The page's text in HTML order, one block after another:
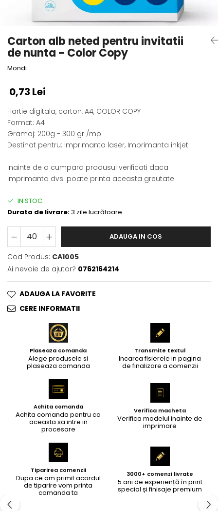
Carton alb neted pentru invitatii
de nunta - Color Copy
Mondi
0,73 Lei
Hartie digitala, carton, A4, COLOR COPY
Format: A4
Gramaj: 200g - 300 gr /mp
Destinat pentru: Imprimanta laser, Imprimanta inkjet
Inainte de a cumpara produsul verificati daca
imprimanta dvs. poate printa aceasta greutate
IN STOC
Durata de livrare:3 zile lucrătoare
ADAUGA IN COS
Cod Produs: CA1005
Ai nevoie de ajutor? 0762164214
ADAUGA LA FAVORITE
CERE INFORMATII
Plaseaza comanda
Alege produsele si
plaseaza comanda
Transmite textul
Incarca fisierele in pagina
de finalizare a comenzii
Achita comanda
Achita comanda pentru ca
aceasta sa intre in
procesare
Verifica macheta
Verifica modelul inainte de
imprimare
Tiparirea comenzii
Dupa ce am primit acordul
de tiparire vom printa
comanda ta
3000+ comenzi livrate
5 ani de experiență în print
special și finisaje premium